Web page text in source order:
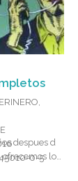
0-5
despues d
los